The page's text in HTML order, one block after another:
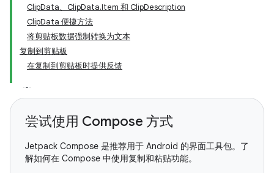
ClipData、ClipData.Item 和 ClipDescription
ClipData 便捷方法
将剪贴板数据强制转换为文本
复制到剪贴板
在复制到剪贴板时提供反馈
尝试使用 Compose 方式
Jetpack Compose 是推荐用于 Android 的界面工具包。了
解如何在 Compose 中使用复制和粘贴功能。